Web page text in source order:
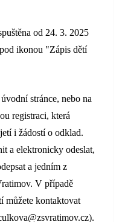
od 24. 3. 2025
ikonou "Zápis dětí
stránce, nebo na
registraci, která
i žádostí o odklad.
a elektronicky odeslat,
a jedním z
V případě
můžete kontaktovat